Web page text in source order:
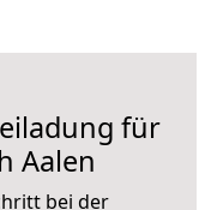
für
Aalen
bei der